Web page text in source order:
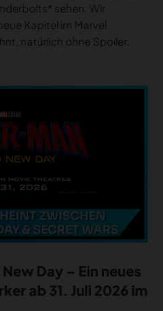
sehen. Wir
Kapitel im Marvel
natürlich ohne Spoiler.
Day – Ein neues
ab 31. Juli 2026 im